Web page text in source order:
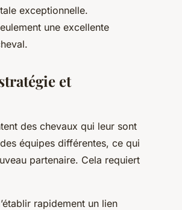
exceptionnelle.
une excellente
et
des chevaux qui leur sont
équipes différentes, ce qui
partenaire. Cela requiert
rapidement un lien